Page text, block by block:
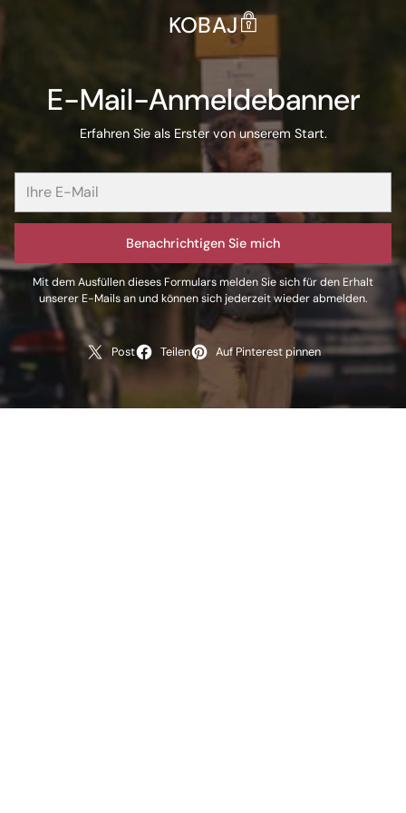
KOBAJ
E-Mail-Anmeldebanner
Erfahren Sie als Erster von unserem Start.
Benachrichtigen Sie mich
Mit dem Ausfüllen dieses Formulars melden Sie sich für den Erhalt
unserer E-Mails an und können sich jederzeit wieder abmelden.
Post Teilen Auf Pinterest pinnen